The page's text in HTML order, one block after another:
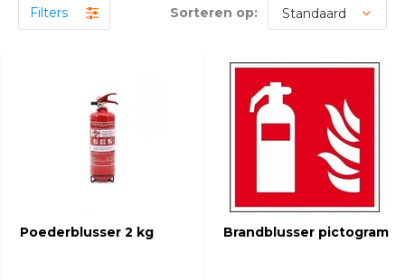
Filters Sorteren op:
Poederblusser 2 kg Brandblusser pictogram